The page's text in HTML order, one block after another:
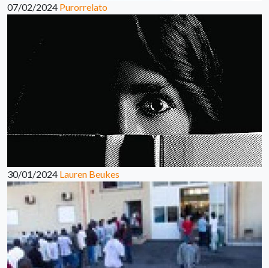
07/02/2024 Purorrelato
30/01/2024 Lauren Beukes